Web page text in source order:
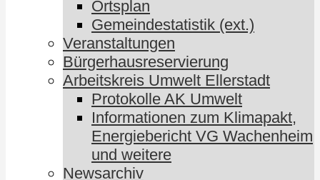
Ortsplan
Gemeindestatistik (ext.)
Veranstaltungen
Bürgerhausreservierung
Arbeitskreis Umwelt Ellerstadt
Protokolle AK Umwelt
Informationen zum Klimapakt,
Energiebericht VG Wachenheim
und weitere
Newsarchiv